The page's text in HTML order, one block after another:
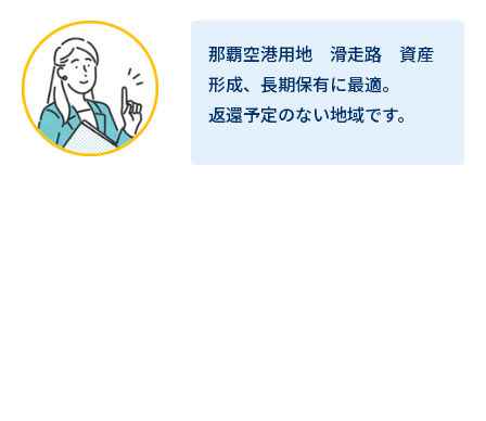
那覇空港用地 滑走路 資産
形成、長期保有に最適。
返還予定のない地域です。